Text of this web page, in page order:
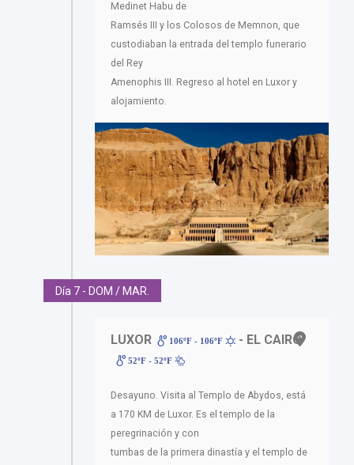
Medinet Habu de
Ramsés III y los Colosos de Memnon, que
custodiaban la entrada del templo funerario
del Rey
Amenophis III. Regreso al hotel en Luxor y
alojamiento.
Día 7 - DOM / MAR.
LUXOR 106ºF - 106ºF - EL CAIRO
52ºF - 52ºF
Desayuno. Visita al Templo de Abydos, está
a 170 KM de Luxor. Es el templo de la
peregrinación y con
tumbas de la primera dinastía y el templo de